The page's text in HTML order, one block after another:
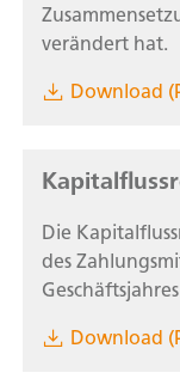
verändert hat.
Download
Die
des
Download